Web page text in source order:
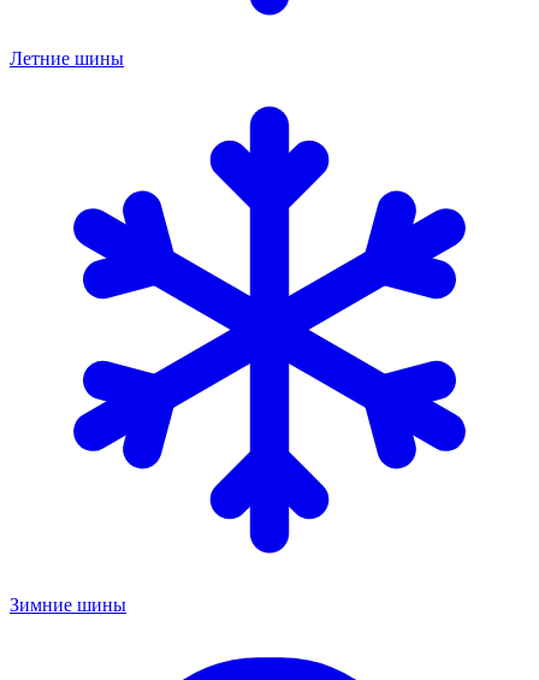
Летние шины
Зимние шины